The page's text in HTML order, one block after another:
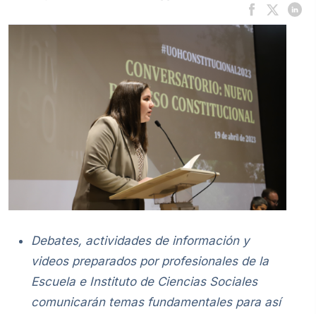
Debates, actividades de información y
videos preparados por profesionales de la
Escuela e Instituto de Ciencias Sociales
comunicarán temas fundamentales para así